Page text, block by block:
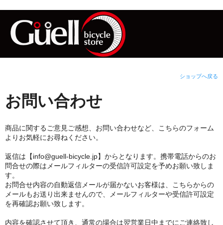
ショップへ戻る
お問い合わせ
商品に関するご意見ご感想、お問い合わせなど、こちらのフォーム
よりお気軽にお尋ねください。
返信は【info@guell-bicycle.jp】からとなります。携帯電話からのお
問合せの際はメールフィルターの受信許可設定を予めお願い致しま
す。
お問合せ内容の自動返信メールが届かないお客様は、こちらからの
メールもお送り出来ませんので、メールフィルターや受信許可設定
を再確認お願い致します。
内容を確認させて頂き、通常の場合は翌営業日中までにご連絡致し